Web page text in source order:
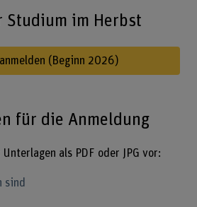
Studium im Herbst
(Beginn 2026)
für die Anmeldung
als PDF oder JPG vor:
sind